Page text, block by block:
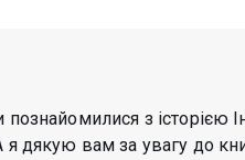
з історією
дякую вам за увагу до